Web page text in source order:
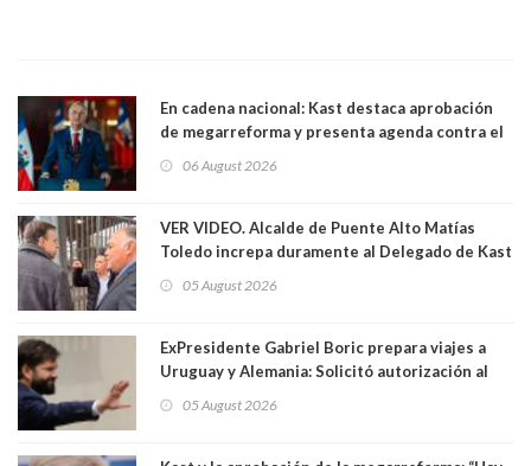
En cadena nacional: Kast destaca aprobación
de megarreforma y presenta agenda contra el
06 August 2026
VER VIDEO. Alcalde de Puente Alto Matías
Toledo increpa duramente al Delegado de Kast
delegado nuevamente arrancando"
05 August 2026
ExPresidente Gabriel Boric prepara viajes a
Uruguay y Alemania: Solicitó autorización al
05 August 2026